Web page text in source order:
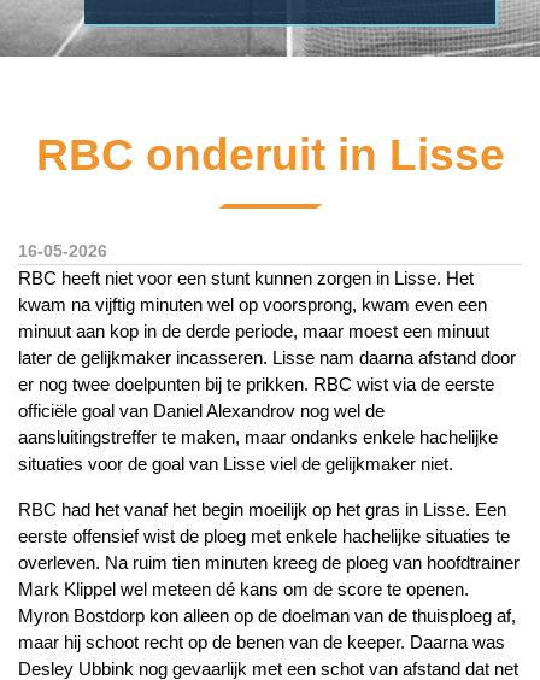
RBC onderuit in Lisse
16-05-2026
RBC heeft niet voor een stunt kunnen zorgen in Lisse. Het
kwam na vijftig minuten wel op voorsprong, kwam even een
minuut aan kop in de derde periode, maar moest een minuut
later de gelijkmaker incasseren. Lisse nam daarna afstand door
er nog twee doelpunten bij te prikken. RBC wist via de eerste
officiële goal van Daniel Alexandrov nog wel de
aansluitingstreffer te maken, maar ondanks enkele hachelijke
situaties voor de goal van Lisse viel de gelijkmaker niet.
RBC had het vanaf het begin moeilijk op het gras in Lisse. Een
eerste offensief wist de ploeg met enkele hachelijke situaties te
overleven. Na ruim tien minuten kreeg de ploeg van hoofdtrainer
Mark Klippel wel meteen dé kans om de score te openen.
Myron Bostdorp kon alleen op de doelman van de thuisploeg af,
maar hij schoot recht op de benen van de keeper. Daarna was
Desley Ubbink nog gevaarlijk met een schot van afstand dat net